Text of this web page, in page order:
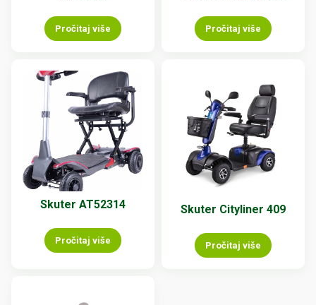
Pročitaj više Pročitaj više
Skuter AT52314
Pročitaj više
Skuter Cityliner 409
Pročitaj više